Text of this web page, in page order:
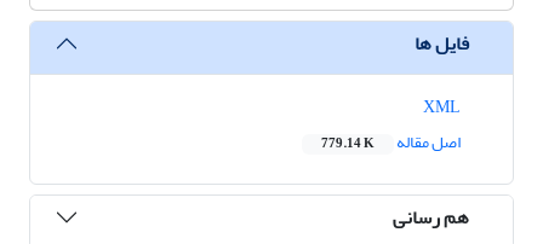
فایل ها
اصل مقاله
779.14 K
هم رسانی